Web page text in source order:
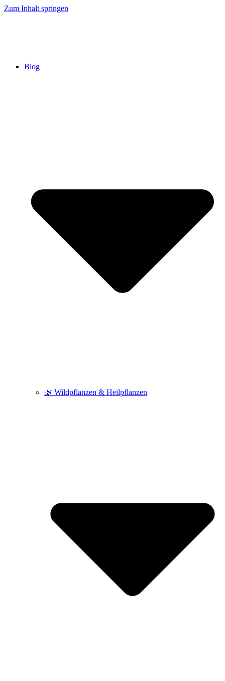
Zum Inhalt springen
Blog
🌿 Wildpflanzen & Heilpflanzen